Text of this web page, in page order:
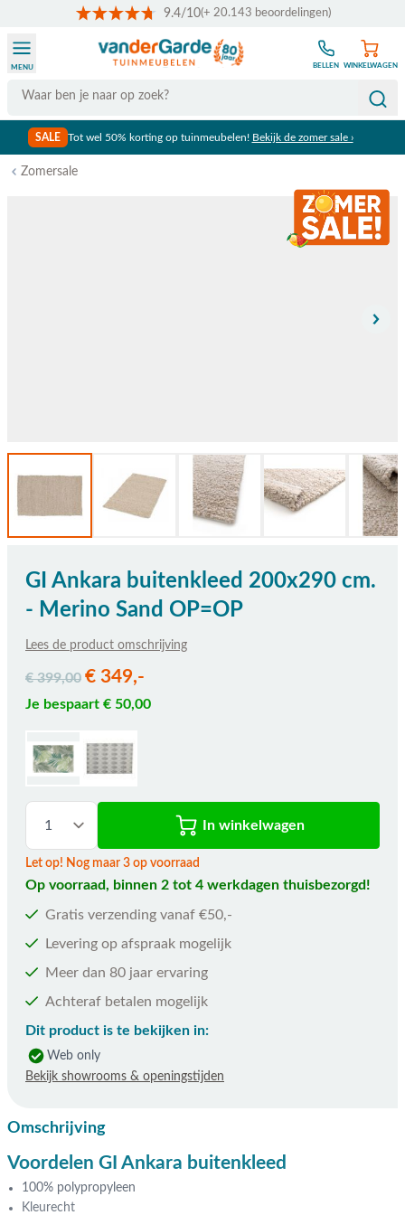
9.4/10(+ 20.143 beoordelingen)
Search
MENU BELLEN WINKELWAGEN
SALE Tot wel 50% korting op tuinmeubelen! Bekijk de zomer sale ›
Zomersale
GI Ankara buitenkleed 200x290 cm.
- Merino Sand OP=OP
Lees de product omschrijving
€ 399,00 € 349,-
Je bespaart € 50,00
In winkelwagen
Let op! Nog maar 3 op voorraad
Op voorraad, binnen 2 tot 4 werkdagen thuisbezorgd!
Gratis verzending vanaf €50,-
Levering op afspraak mogelijk
Meer dan 80 jaar ervaring
Achteraf betalen mogelijk
Dit product is te bekijken in:
Web only
Bekijk showrooms & openingstijden
Omschrijving
Voordelen GI Ankara buitenkleed
100% polypropyleen
Kleurecht